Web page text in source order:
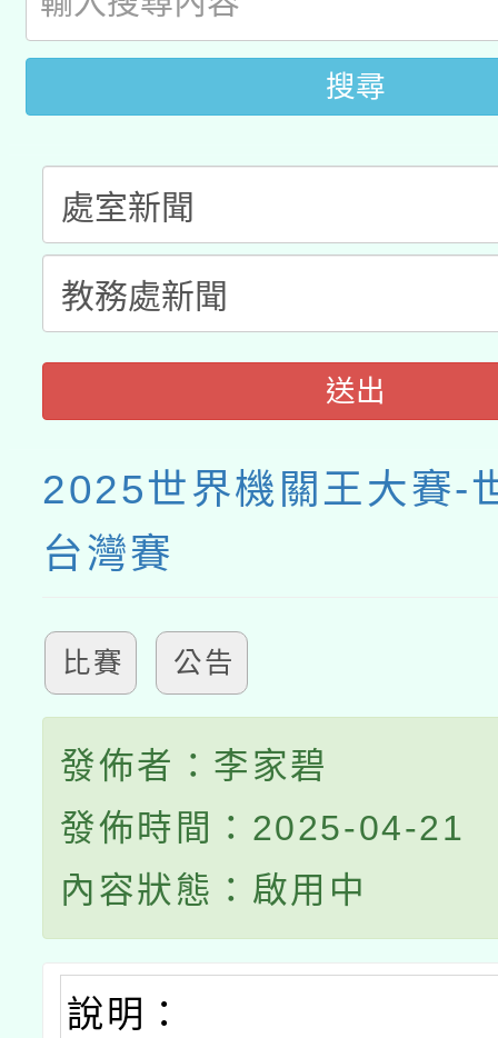
接種對象擴大為「滿6
接種之民眾」措施，延
月28日止
搜尋
送出
2025世界機關王大賽-
台灣賽
比賽 公告
發佈者：李家碧
發佈時間：2025-04-21
內容狀態：啟用中
說明：